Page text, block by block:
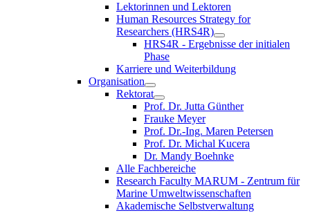
Lektorinnen und Lektoren
Human Resources Strategy for
Researchers (HRS4R)
HRS4R - Ergebnisse der initialen
Phase
Karriere und Weiterbildung
Organisation
Rektorat
Prof. Dr. Jutta Günther
Frauke Meyer
Prof. Dr.-Ing. Maren Petersen
Prof. Dr. Michal Kucera
Dr. Mandy Boehnke
Alle Fachbereiche
Research Faculty MARUM - Zentrum für
Marine Umweltwissenschaften
Akademische Selbstverwaltung